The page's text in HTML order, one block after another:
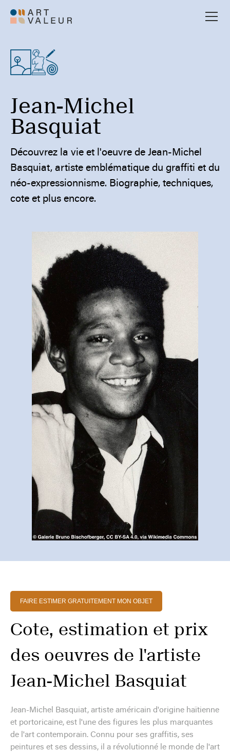
Jean-Michel
Basquiat
Découvrez la vie et l'oeuvre de Jean-Michel
Basquiat, artiste emblématique du graffiti et du
néo-expressionnisme. Biographie, techniques,
cote et plus encore.
FAIRE ESTIMER GRATUITEMENT MON OBJET
Cote, estimation et prix
des oeuvres de l'artiste
Jean-Michel Basquiat
Jean-Michel Basquiat, artiste américain d'origine haïtienne
et portoricaine, est l'une des figures les plus marquantes
de l'art contemporain. Connu pour ses graffitis, ses
peintures et ses dessins, il a révolutionné le monde de l'art